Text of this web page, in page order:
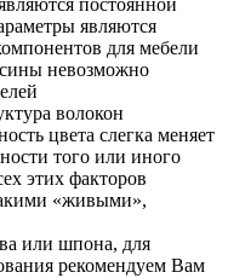
являются
для мебели
невозможно
волокон
цвета слегка меняет
того или иного
этих факторов
«живыми»,
или шпона, для
рекомендуем Вам